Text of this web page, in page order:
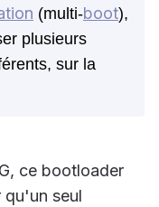
(multi-boot),
plusieurs
sur la
ce bootloader
seul